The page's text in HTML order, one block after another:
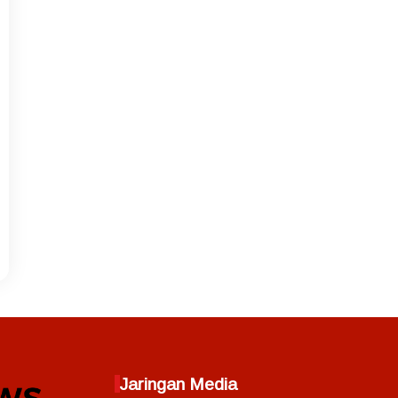
Jaringan Media